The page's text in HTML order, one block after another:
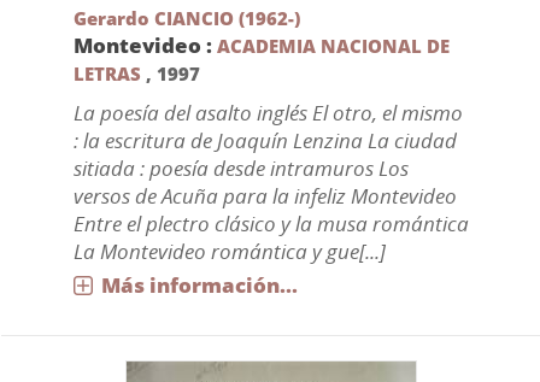
Gerardo CIANCIO (1962-)
Montevideo : ACADEMIA NACIONAL DE
LETRAS , 1997
La poesía del asalto inglés El otro, el mismo
: la escritura de Joaquín Lenzina La ciudad
sitiada : poesía desde intramuros Los
versos de Acuña para la infeliz Montevideo
Entre el plectro clásico y la musa romántica
La Montevideo romántica y gue[...]
Más información...